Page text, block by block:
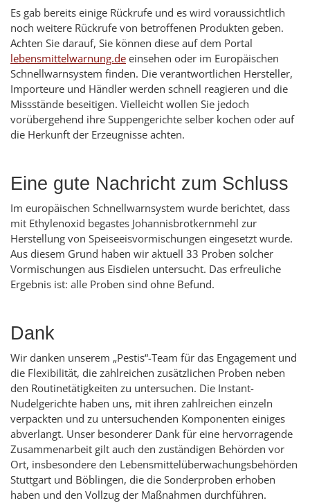
Es gab bereits einige Rückrufe und es wird voraussichtlich
noch weitere Rückrufe von betroffenen Produkten geben.
Achten Sie darauf, Sie können diese auf dem Portal
lebensmittelwarnung.de einsehen oder im Europäischen
Schnellwarnsystem finden. Die verantwortlichen Hersteller,
Importeure und Händler werden schnell reagieren und die
Missstände beseitigen. Vielleicht wollen Sie jedoch
vorübergehend ihre Suppengerichte selber kochen oder auf
die Herkunft der Erzeugnisse achten.
Eine gute Nachricht zum Schluss
Im europäischen Schnellwarnsystem wurde berichtet, dass
mit Ethylenoxid begastes Johannisbrotkernmehl zur
Herstellung von Speiseeisvormischungen eingesetzt wurde.
Aus diesem Grund haben wir aktuell 33 Proben solcher
Vormischungen aus Eisdielen untersucht. Das erfreuliche
Ergebnis ist: alle Proben sind ohne Befund.
Dank
Wir danken unserem „Pestis“-Team für das Engagement und
die Flexibilität, die zahlreichen zusätzlichen Proben neben
den Routinetätigkeiten zu untersuchen. Die Instant-
Nudelgerichte haben uns, mit ihren zahlreichen einzeln
verpackten und zu untersuchenden Komponenten einiges
abverlangt. Unser besonderer Dank für eine hervorragende
Zusammenarbeit gilt auch den zuständigen Behörden vor
Ort, insbesondere den Lebensmittelüberwachungsbehörden
Stuttgart und Böblingen, die die Sonderproben erhoben
haben und den Vollzug der Maßnahmen durchführen.